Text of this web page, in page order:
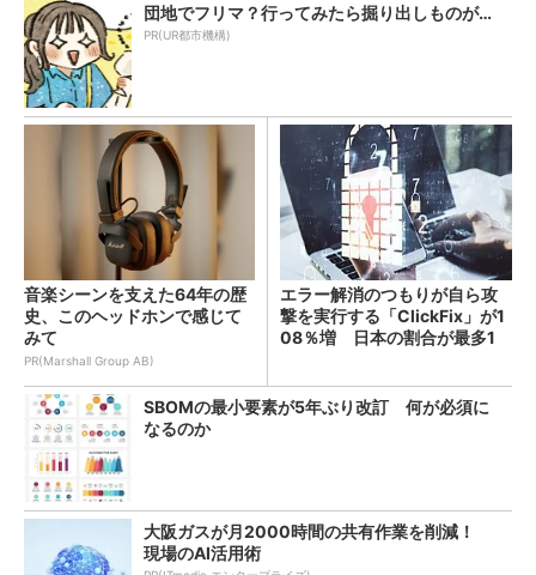
団地でフリマ？行ってみたら掘り出しものが…
PR(UR都市機構)
音楽シーンを支えた64年の歴
史、このヘッドホンで感じて
みて
PR(Marshall Group AB)
エラー解消のつもりが自ら攻
撃を実行する「ClickFix」が1
08％増 日本の割合が最多1
SBOMの最小要素が5年ぶり改訂 何が必須に
なるのか
大阪ガスが月2000時間の共有作業を削減！
現場のAI活用術